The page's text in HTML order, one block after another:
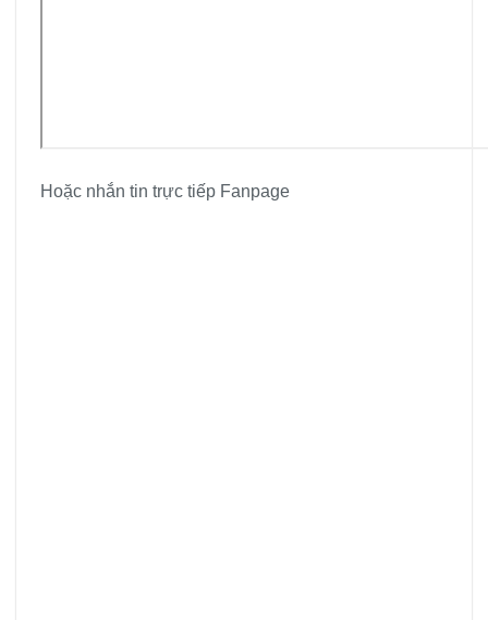
Hoặc nhắn tin trực tiếp Fanpage